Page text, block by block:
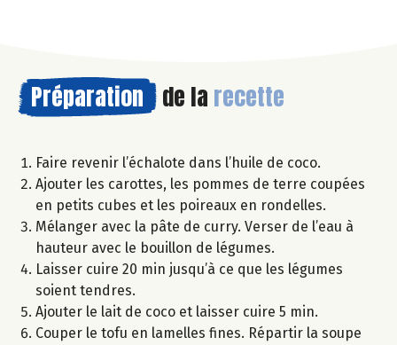
Préparation de la recette
Faire revenir l’échalote dans l’huile de coco.
Ajouter les carottes, les pommes de terre coupées
en petits cubes et les poireaux en rondelles.
Mélanger avec la pâte de curry. Verser de l’eau à
hauteur avec le bouillon de légumes.
Laisser cuire 20 min jusqu’à ce que les légumes
soient tendres.
Ajouter le lait de coco et laisser cuire 5 min.
Couper le tofu en lamelles fines. Répartir la soupe